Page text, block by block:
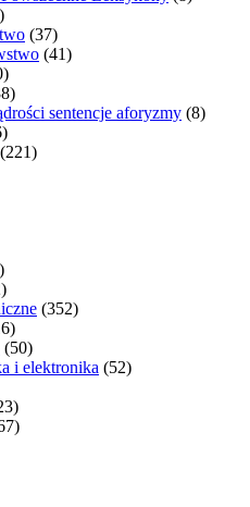
(37)
(41)
sentencje aforyzmy (8)
(221)
(352)
(50)
i elektronika (52)